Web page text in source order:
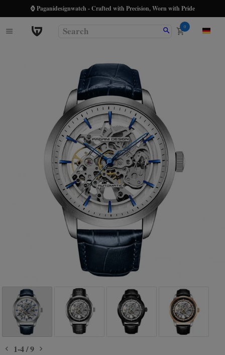
⌚ Paganidesignwatch - Crafted with Precision, Worn with Pride
0
1-4/9